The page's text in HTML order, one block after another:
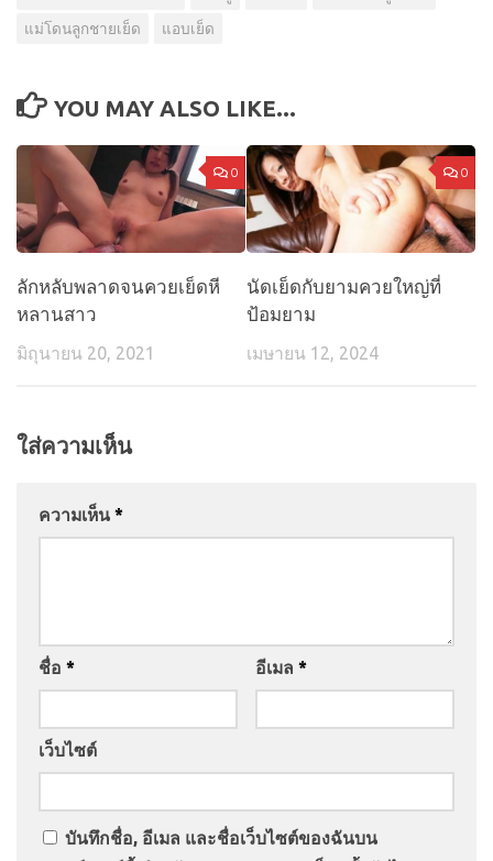
แม่โดนลูกชายเย็ด
แอบเย็ด
YOU MAY ALSO LIKE...
0
ลักหลับพลาดจนควยเย็ดหี
หลานสาว
มิถุนายน 20, 2021
0
นัดเย็ดกับยามควยใหญ่ที่
ป้อมยาม
เมษายน 12, 2024
ใส่ความเห็น
ความเห็น *
ชื่อ * อีเมล *
เว็บไซต์
บันทึกชื่อ, อีเมล และชื่อเว็บไซต์ของฉันบน